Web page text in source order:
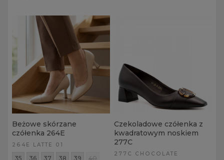
Beżowe skórzane
czółenka 264E
264E LATTE 01
35 36 37 38 39 40
Czekoladowe czółenka z
kwadratowym noskiem
277C
277C CHOCOLATE